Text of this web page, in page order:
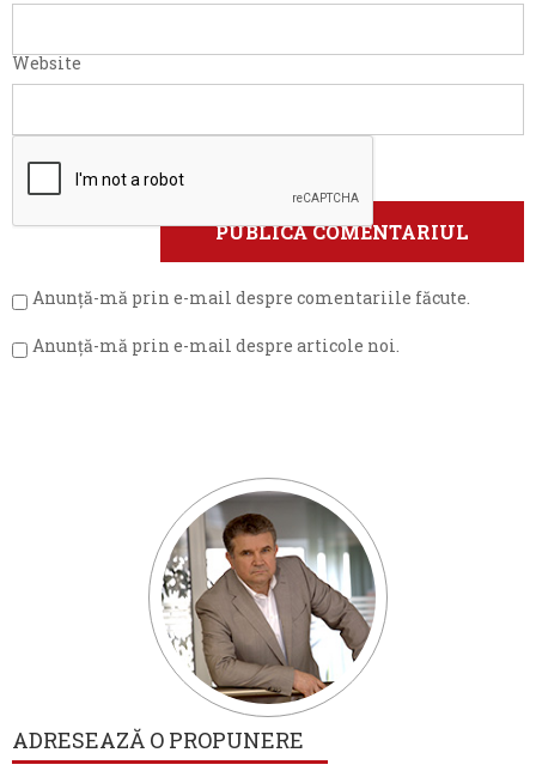
Website
Anunță-mă prin e-mail despre comentariile făcute.
Anunță-mă prin e-mail despre articole noi.
ADRESEAZĂ O PROPUNERE